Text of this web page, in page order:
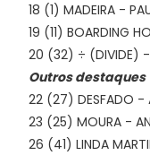
18 (1) MADEIRA -
19 (11) BOARDING
20 (32) ÷ (DIVIDE) -
Outros destaques
22 (27) DESFADO -
23 (25) MOURA -
26 (41) LINDA